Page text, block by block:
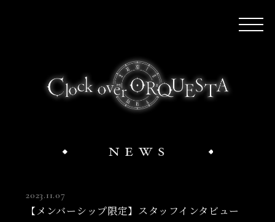
2023.11.07
【メンバーシップ限定】スタッフインタビュー